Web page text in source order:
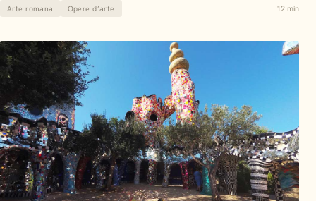
Arte romana Opere d’arte 12 min